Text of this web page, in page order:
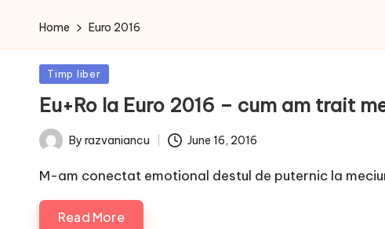
Home Euro 2016
Posted
in
Timp liber
Eu+Ro la Euro 2016 – cum am trait
PostedBy razvaniancu June 16, 2016
M-am conectat emotional destul de puternic la
Read More